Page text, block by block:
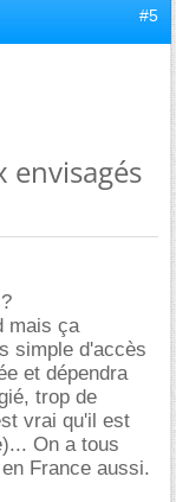
#5
envisagés
mais ça
simple d'accès
et dépendra
trop de
vrai qu'il est
On a tous
France aussi.